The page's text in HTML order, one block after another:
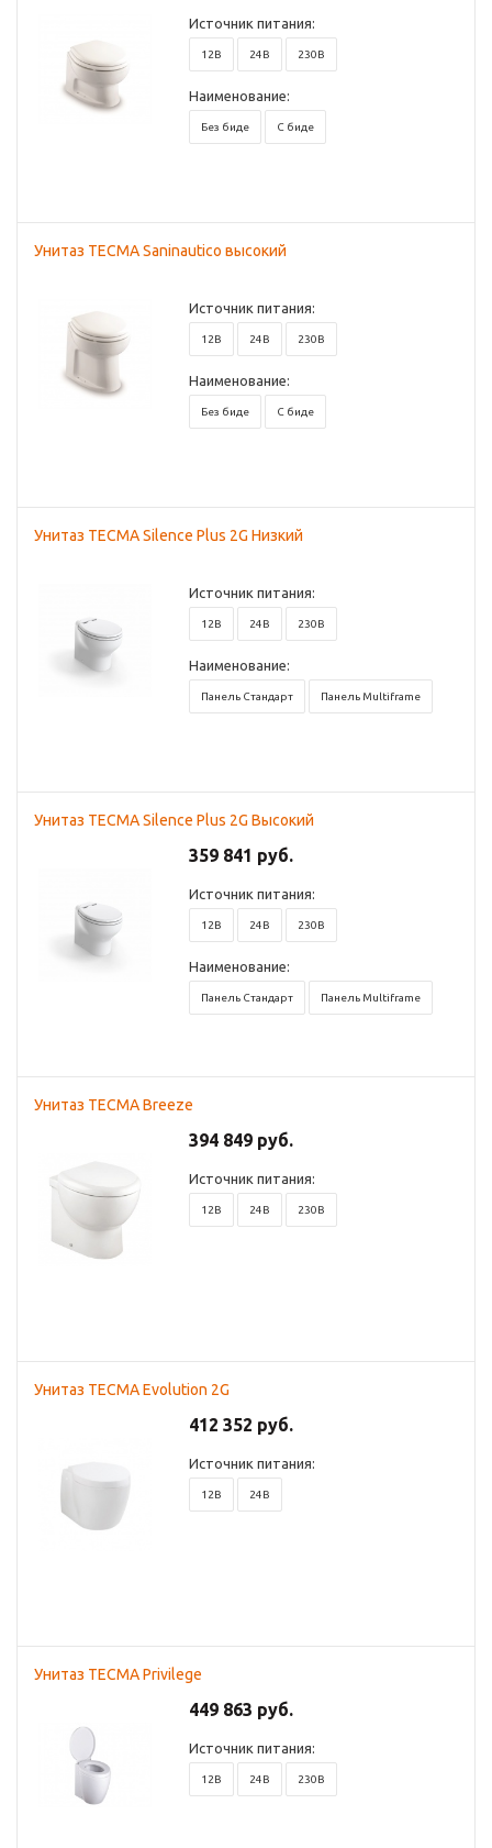
Источник питания:
12В 24В 230В
Наименование:
Без биде С биде
Унитаз TECMA Saninautico высокий
Источник питания:
12В 24В 230В
Наименование:
Без биде С биде
Унитаз TECMA Silence Plus 2G Низкий
Источник питания:
12В 24В 230В
Наименование:
Панель Стандарт Панель Multiframe
Унитаз TECMA Silence Plus 2G Высокий
359 841 руб.
Источник питания:
12В 24В 230В
Наименование:
Панель Стандарт Панель Multiframe
Унитаз TECMA Breeze
394 849 руб.
Источник питания:
12В 24В 230В
Унитаз TECMA Evolution 2G
412 352 руб.
Источник питания:
12В 24В
Унитаз TECMA Privilege
449 863 руб.
Источник питания:
12В 24В 230В